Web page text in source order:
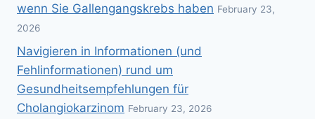
wenn Sie Gallengangskrebs haben February 23,
2026
Navigieren in Informationen (und
Fehlinformationen) rund um
Gesundheitsempfehlungen für
Cholangiokarzinom February 23, 2026